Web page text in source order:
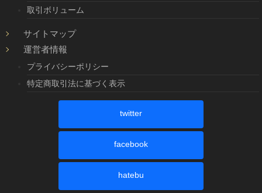
取引ボリューム
サイトマップ
運営者情報
プライバシーポリシー
特定商取引法に基づく表示
twitter
facebook
hatebu